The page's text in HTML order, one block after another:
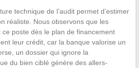
technique de l’audit permet d’estimer
réaliste. Nous observons que les
poste dès le plan de financement
leur crédit, car la banque valorise un
un dossier qui ignore la
du bien ciblé génère des allers-